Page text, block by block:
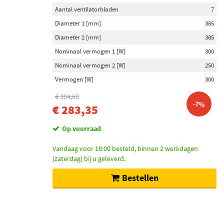
Aantal ventilatorbladen
7
Diameter 1 [mm]
385
Diameter 2 [mm]
385
Nominaal vermogen 1 [W]
300
Nominaal vermogen 2 [W]
250
Vermogen [W]
300
€ 304,68
€ 283,35 -7%
Op voorraad
Vandaag voor 18:00 besteld, binnen 2 werkdagen
(zaterdag) bij u geleverd.
Bestellen